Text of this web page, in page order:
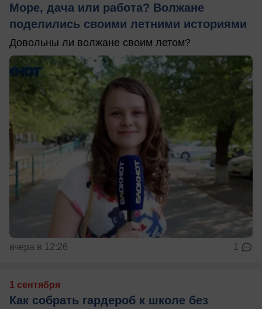
Море, дача или работа? Волжане
поделились своими летними историями
Довольны ли волжане своим летом?
вчера в 12:26 1
1 сентября
Как собрать гардероб к школе без